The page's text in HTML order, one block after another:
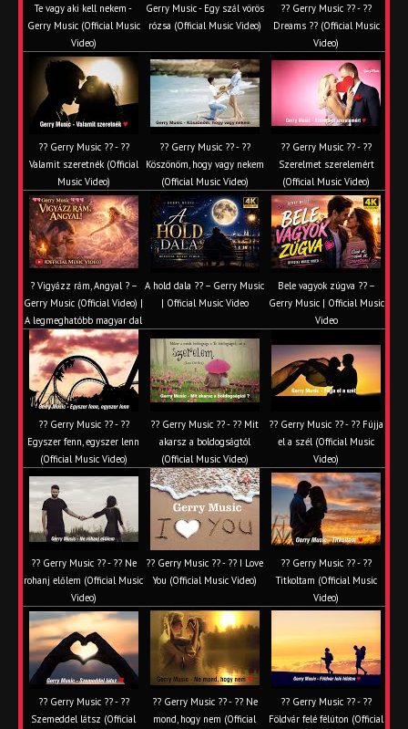
Te vagy aki kell nekem -
Gerry Music (Official Music
Video)
Gerry Music - Egy szál vörös
rózsa (Official Music Video)
?? Gerry Music ?? - ??
Dreams ?? (Official Music
Video)
?? Gerry Music ?? - ??
Valamit szeretnék (Official
Music Video)
?? Gerry Music ?? - ??
Köszönöm, hogy vagy nekem
(Official Music Video)
?? Gerry Music ?? - ??
Szerelmet szerelemért
(Official Music Video)
? Vigyázz rám, Angyal ? –
Gerry Music (Official Video) |
A legmeghatóbb magyar dal
A hold dala ?? – Gerry Music
| Official Music Video
Bele vagyok zúgva ?? –
Gerry Music | Official Music
Video
?? Gerry Music ?? - ??
Egyszer fenn, egyszer lenn
(Official Music Video)
?? Gerry Music ?? - ?? Mit
akarsz a boldogságtól
(Official Music Video)
?? Gerry Music ?? - ?? Fújja
el a szél (Official Music
Video)
?? Gerry Music ?? - ?? Ne
rohanj előlem (Official Music
Video)
?? Gerry Music ?? - ?? I Love
You (Official Music Video)
?? Gerry Music ?? - ??
Titkoltam (Official Music
Video)
?? Gerry Music ?? - ??
Szemeddel látsz (Official
?? Gerry Music ?? - ?? Ne
mond, hogy nem (Official
?? Gerry Music ?? - ??
Földvár felé félúton (Official